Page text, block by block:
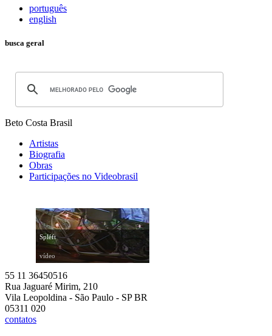
português
english
busca geral
Beto Costa Brasil
Artistas
Biografia
Obras
Participações no Videobrasil
Spléft
vídeo
55 11 36450516
Rua Jaguaré Mirim, 210
Vila Leopoldina - São Paulo - SP BR
05311 020
contatos